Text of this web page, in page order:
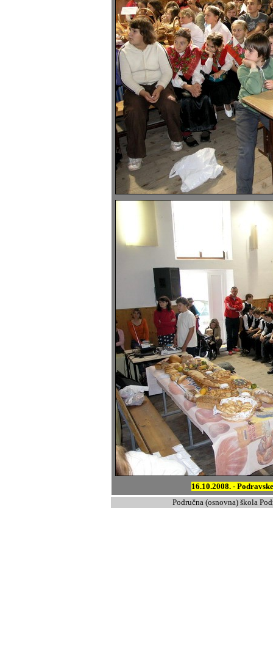
16.10.2008. -
Područna (osnovna) škola